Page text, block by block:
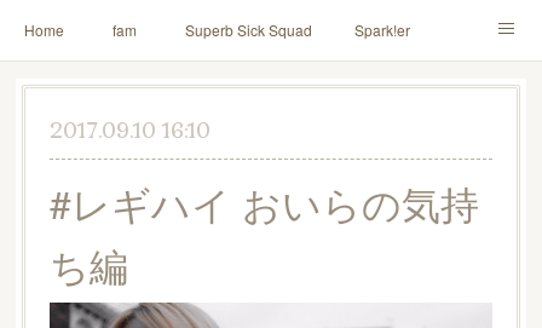
Home fam Superb Sick Squad Spark!er
M!X ♪ll nut up fam contact 「depenDANCE」
PINK THUNDER AILE! シャウト！
イルナップ強化週間
2017.09.10 16:10
#レギハイ おいらの気持
ち編